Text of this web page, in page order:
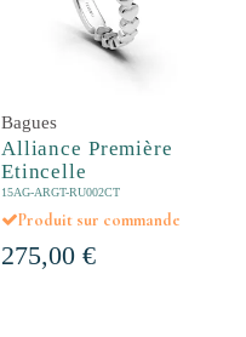
Bagues
Alliance Première
Etincelle
15AG-ARGT-RU002CT
Produit sur commande
275,00 €